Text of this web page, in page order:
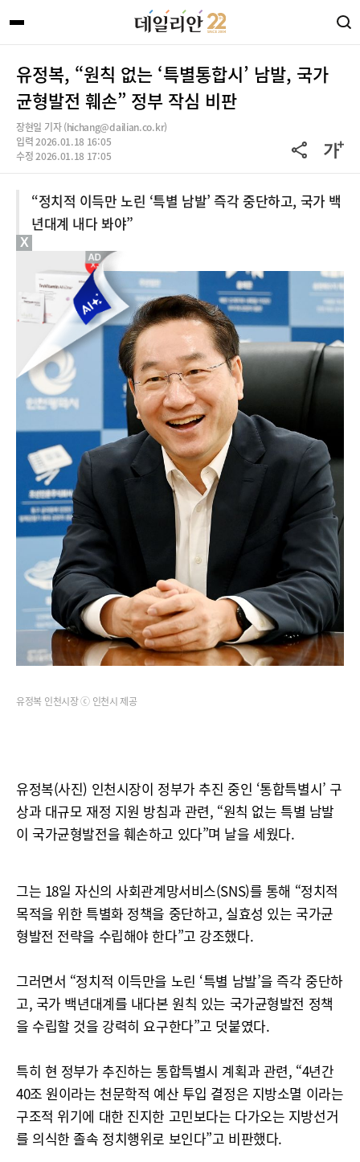
유정복, “원칙 없는 ‘특별통합시’ 남발, 국가
균형발전 훼손” 정부 작심 비판
장현일 기자 (hichang@dailian.co.kr)
입력 2026.01.18 16:05
수정 2026.01.18 17:05
“정치적 이득만 노린 ‘특별 남발’ 즉각 중단하고, 국가 백
년대계 내다 봐야”
유정복 인천시장 ⓒ 인천시 제공
유정복(사진) 인천시장이 정부가 추진 중인 ‘통합특별시’ 구
상과 대규모 재정 지원 방침과 관련, “원칙 없는 특별 남발
이 국가균형발전을 훼손하고 있다”며 날을 세웠다.
그는 18일 자신의 사회관계망서비스(SNS)를 통해 “정치적
목적을 위한 특별화 정책을 중단하고, 실효성 있는 국가균
형발전 전략을 수립해야 한다”고 강조했다.
그러면서 “정치적 이득만을 노린 ‘특별 남발’을 즉각 중단하
고, 국가 백년대계를 내다본 원칙 있는 국가균형발전 정책
을 수립할 것을 강력히 요구한다”고 덧붙였다.
특히 현 정부가 추진하는 통합특별시 계획과 관련, “4년간
40조 원이라는 천문학적 예산 투입 결정은 지방소멸 이라는
구조적 위기에 대한 진지한 고민보다는 다가오는 지방선거
를 의식한 졸속 정치행위로 보인다”고 비판했다.
X